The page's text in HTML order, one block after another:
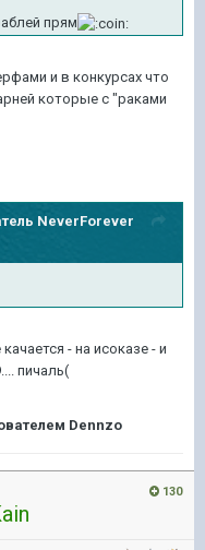
прям
и в конкурсах что
которые с "раками
NeverForever
- на исоказе - и
пичаль(
Dennzo
130